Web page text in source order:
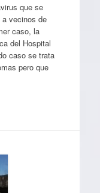
que se
vecinos de
caso, la
del Hospital
caso se trata
pero que